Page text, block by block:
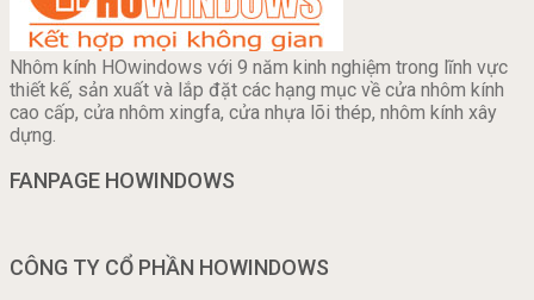
Nhôm kính HOwindows với 9 năm kinh nghiệm trong lĩnh vực
thiết kế, sản xuất và lắp đặt các hạng mục về cửa nhôm kính
cao cấp, cửa nhôm xingfa, cửa nhựa lõi thép, nhôm kính xây
dựng.
FANPAGE HOWINDOWS
CÔNG TY CỔ PHẦN HOWINDOWS